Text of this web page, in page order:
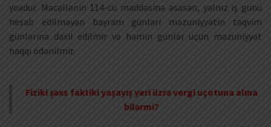
yoxdur. Məcəllənin 114-cü maddəsinə əsasən, yalnız iş günü
hesab edilməyən bayram günləri məzuniyyətin təqvim
günlərinə daxil edilmir və həmin günlər üçün məzuniyyət
haqqı ödənilmir.
Fiziki şəxs faktiki yaşayış yeri üzrə vergi uçotuna alına
bilərmi?